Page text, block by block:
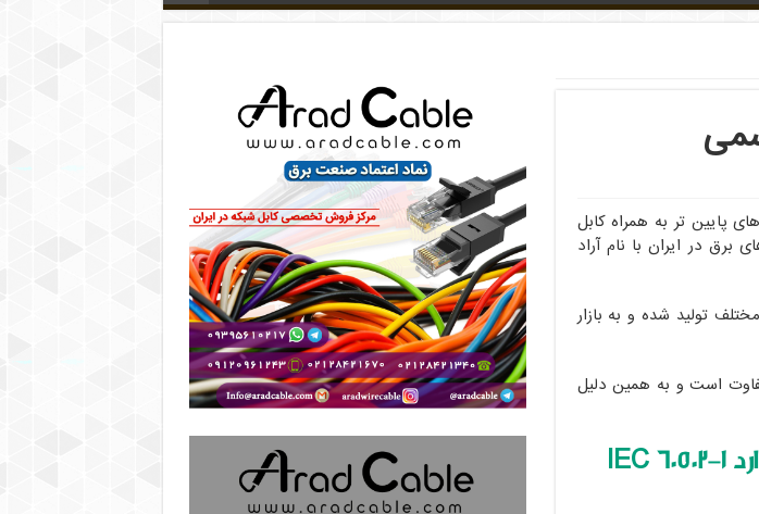
در انواع 8 رشته تا 60 رشته و سایز های پایین تر به همراه کابل
برق در ایران با نام آراد
تولید شده و به بازار
است و به همین دلیل
IEC 60502-1